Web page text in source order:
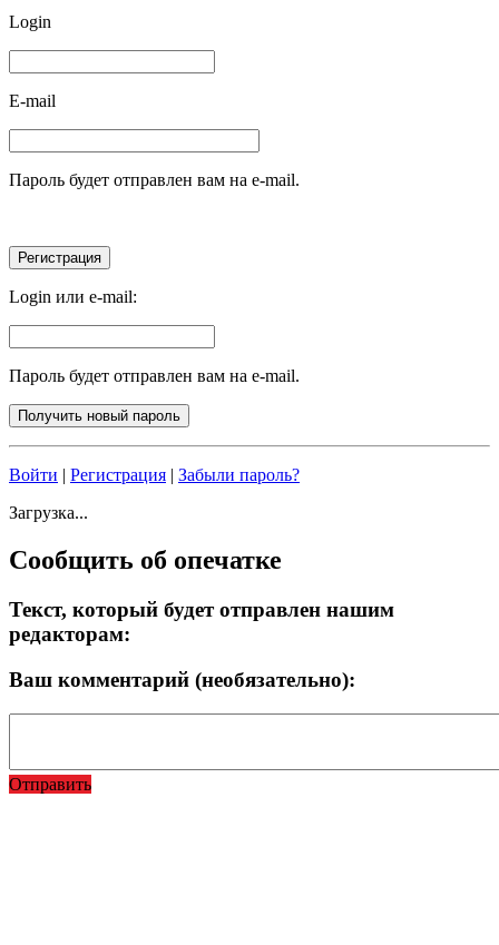
Login
E-mail
Пароль будет отправлен вам на e-mail.
Login или e-mail:
Пароль будет отправлен вам на e-mail.
Войти | Регистрация | Забыли пароль?
Загрузка...
Сообщить об опечатке
Текст, который будет отправлен нашим
редакторам:
Ваш комментарий (необязательно):
Отправить